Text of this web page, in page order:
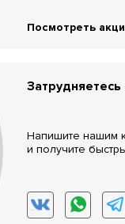
Посмотреть
Напишите нашим
и получите